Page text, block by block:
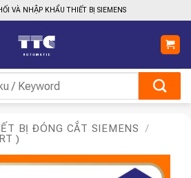
VÀ NHẬP KHẨU THIẾT BỊ SIEMENS
BỊ ĐÓNG CẮT SIEMENS
/
)